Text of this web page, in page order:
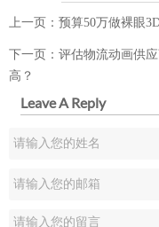
上一页： 预算50万做裸眼
下一页： 评估物流动画供
高？
Leave A Reply